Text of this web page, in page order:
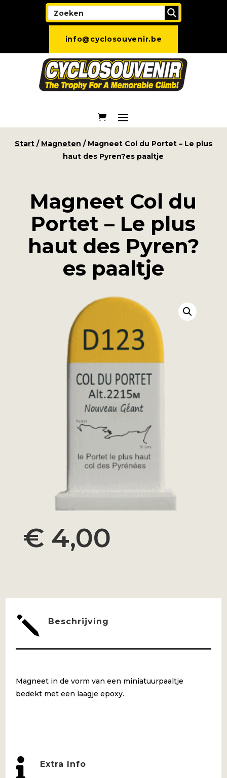
info@cyclosouvenir.be
Start/ Magneten / Magneet Col du Portet – Le plus
haut des Pyren?es paaltje
Magneet Col du
Portet – Le plus
haut des Pyren?
es paaltje
€ 4,00
j Beschrijving
Magneet in de vorm van een miniatuurpaaltje
bedekt met een laagje epoxy.
 Extra Info